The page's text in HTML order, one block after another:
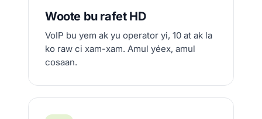
Woote bu rafet HD
VoIP bu yem ak yu operator yi, 10 at ak la
ko raw ci xam-xam. Amul yéex, amul
cosaan.